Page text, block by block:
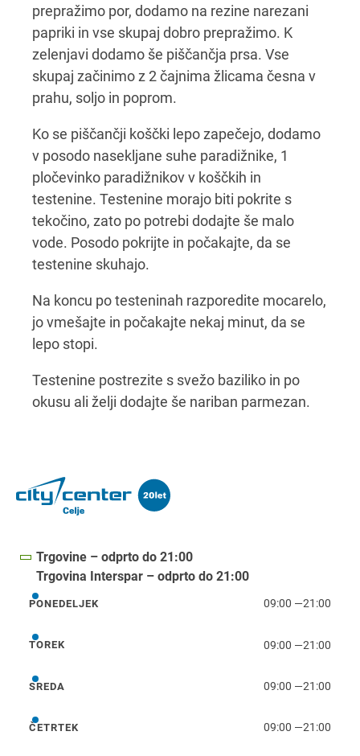
prepražimo por, dodamo na rezine narezani
papriki in vse skupaj dobro prepražimo. K
zelenjavi dodamo še piščančja prsa. Vse
skupaj začinimo z 2 čajnima žlicama česna v
prahu, soljo in poprom.
Ko se piščančji koščki lepo zapečejo, dodamo
v posodo nasekljane suhe paradižnike, 1
pločevinko paradižnikov v koščkih in
testenine. Testenine morajo biti pokrite s
tekočino, zato po potrebi dodajte še malo
vode. Posodo pokrijte in počakajte, da se
testenine skuhajo.
Na koncu po testeninah razporedite mocarelo,
jo vmešajte in počakajte nekaj minut, da se
lepo stopi.
Testenine postrezite s svežo baziliko in po
okusu ali želji dodajte še nariban parmezan.
Trgovine – odprto do 21:00
Trgovina Interspar – odprto do 21:00
ponedeljek
PONEDELJEK 09:00 —21:00
torek
TOREK 09:00 —21:00
sreda
SREDA 09:00 —21:00
četrtek
ČETRTEK 09:00 —21:00